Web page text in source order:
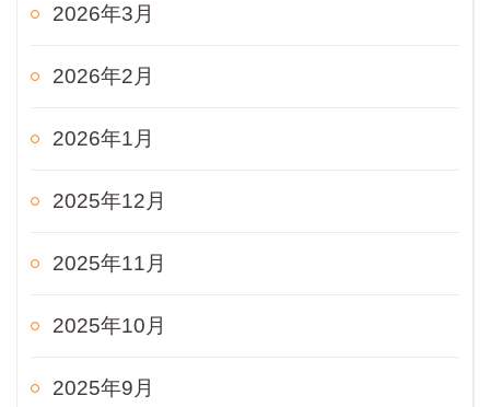
2026年3月
2026年2月
2026年1月
2025年12月
2025年11月
2025年10月
2025年9月